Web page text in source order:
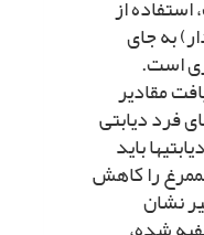
از
به جاى
است.
مقادیر
فرد دیابتى
باید
را کاهش
نشان